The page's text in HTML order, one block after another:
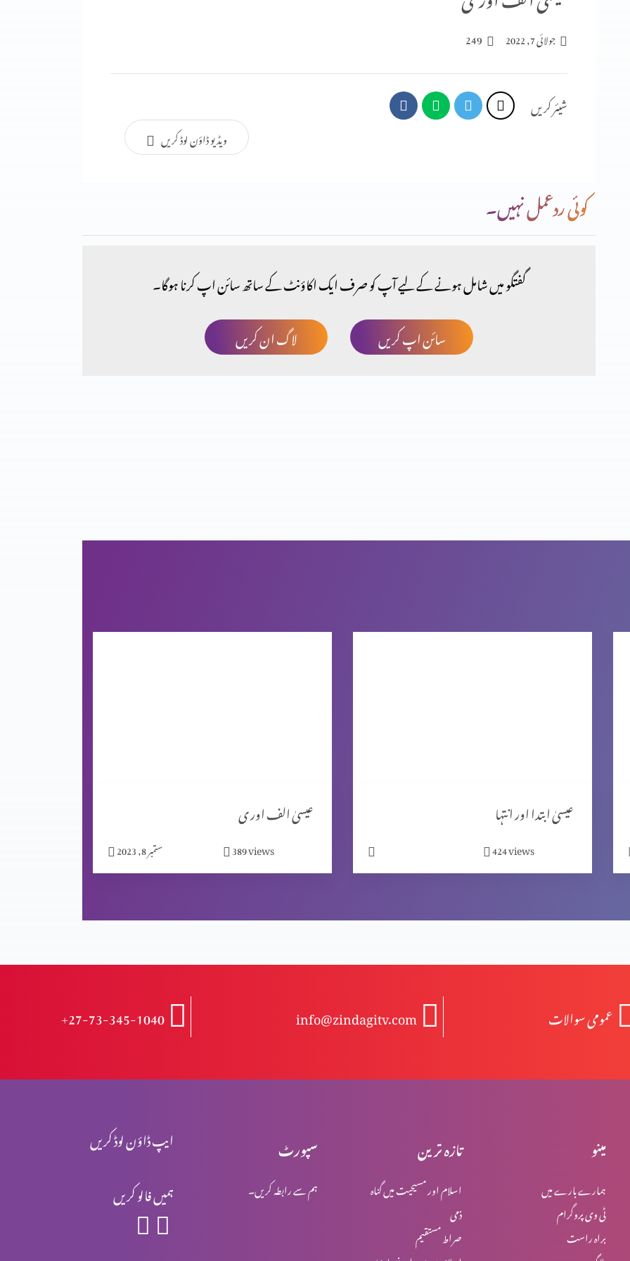
جولائی 7, 2022 249
شیئر کریں
ویڈیو ڈاؤن لوڈ کریں
کوئی ردعمل نہیں۔
گفتگو میں شامل ہونے کے لیے آپ کو صرف ایک اکاؤنٹ کے ساتھ سائن اپ کرنا ہوگا۔
لاگ ان کریں
سائن اپ کریں
عیسیٰ الف اور ی
ستمبر 8, 2023 389views
عیسیٰ ابتدا اور انتہا
424views
+27-73-345-1040 info@zindagitv.com عمومی سوالات
ایپ ڈاؤن لوڈ کریں
ہمیں فالو کریں
سپورٹ
ہم سے رابطہ کریں۔
تازہ ترین
اسلام اور مسیحیت میں گناہ
ذمی
صراط مستقیم
مینو
ہمارے بارے میں
ٹی وی پروگرام
براہ راست